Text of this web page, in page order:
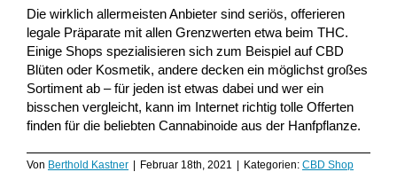
Die wirklich allermeisten Anbieter sind seriös, offerieren
legale Präparate mit allen Grenzwerten etwa beim THC.
Einige Shops spezialisieren sich zum Beispiel auf CBD
Blüten oder Kosmetik, andere decken ein möglichst großes
Sortiment ab – für jeden ist etwas dabei und wer ein
bisschen vergleicht, kann im Internet richtig tolle Offerten
finden für die beliebten Cannabinoide aus der Hanfpflanze.
Von Berthold Kastner | Februar 18th, 2021 | Kategorien: CBD Shop